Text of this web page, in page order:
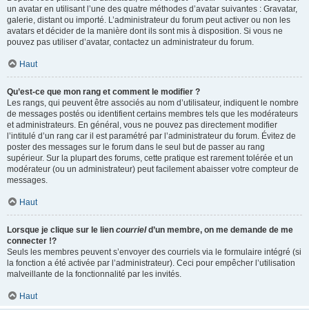
un avatar en utilisant l’une des quatre méthodes d’avatar suivantes : Gravatar,
galerie, distant ou importé. L’administrateur du forum peut activer ou non les
avatars et décider de la manière dont ils sont mis à disposition. Si vous ne
pouvez pas utiliser d’avatar, contactez un administrateur du forum.
Haut
Qu’est-ce que mon rang et comment le modifier ?
Les rangs, qui peuvent être associés au nom d’utilisateur, indiquent le nombre
de messages postés ou identifient certains membres tels que les modérateurs
et administrateurs. En général, vous ne pouvez pas directement modifier
l’intitulé d’un rang car il est paramétré par l’administrateur du forum. Évitez de
poster des messages sur le forum dans le seul but de passer au rang
supérieur. Sur la plupart des forums, cette pratique est rarement tolérée et un
modérateur (ou un administrateur) peut facilement abaisser votre compteur de
messages.
Haut
Lorsque je clique sur le lien courrield’un membre, on me demande de me
connecter !?
Seuls les membres peuvent s’envoyer des courriels via le formulaire intégré (si
la fonction a été activée par l’administrateur). Ceci pour empêcher l’utilisation
malveillante de la fonctionnalité par les invités.
Haut